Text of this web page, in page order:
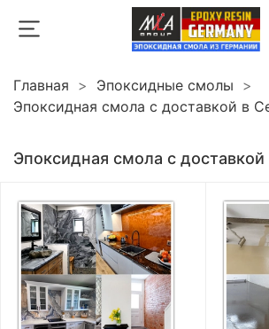
Главная
Эпоксидные смолы
Эпоксидная смола с доставкой в
Эпоксидная смола с